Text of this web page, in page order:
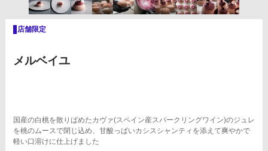
メルベイユ
国産の白桃を散りばめたカヴァ(スペイン産スパークリングワイン)のジュレ
を桃のムースで閉じ込め、甘酸っぱいカシスシャンティを添えて爽やかで
軽い口溶けに仕上げました